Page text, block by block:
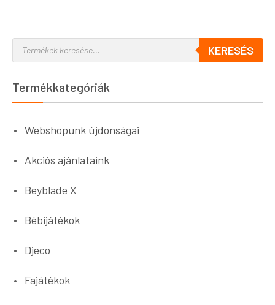
KERESÉS
Termékkategóriák
Webshopunk újdonságai
Akciós ajánlataink
Beyblade X
Bébijátékok
Djeco
Fajátékok